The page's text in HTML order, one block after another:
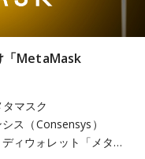
「MetaMask
マスク
ス（Consensys）
ィウォレット「メタ…